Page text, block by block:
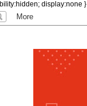
display:none }